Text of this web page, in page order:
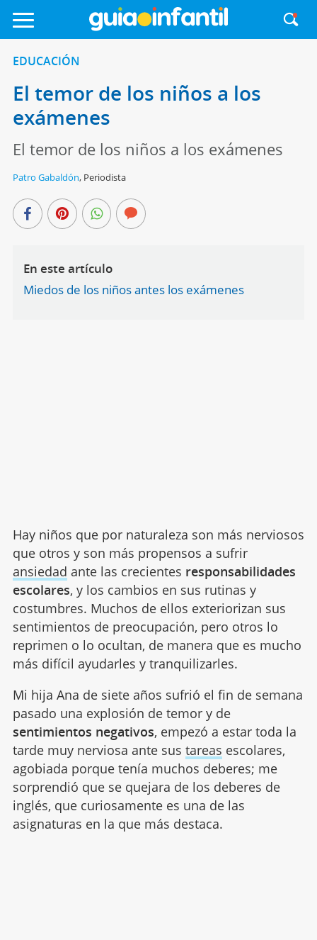
EDUCACIÓN
El temor de los niños a los
exámenes
El temor de los niños a los exámenes
Patro Gabaldón, Periodista
En este artículo
Miedos de los niños antes los exámenes
Hay niños que por naturaleza son más nerviosos
que otros y son más propensos a sufrir
ansiedad ante las crecientes responsabilidades
escolares, y los cambios en sus rutinas y
costumbres. Muchos de ellos exteriorizan sus
sentimientos de preocupación, pero otros lo
reprimen o lo ocultan, de manera que es mucho
más difícil ayudarles y tranquilizarles.
Mi hija Ana de siete años sufrió el fin de semana
pasado una explosión de temor y de
sentimientos negativos, empezó a estar toda la
tarde muy nerviosa ante sus tareas escolares,
agobiada porque tenía muchos deberes; me
sorprendió que se quejara de los deberes de
inglés, que curiosamente es una de las
asignaturas en la que más destaca.